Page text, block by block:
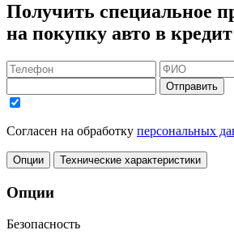
Получить специальное
на покупку авто в кредит
Отправить
Согласен на обработку персональных
Опции Технические характеристики
Опции
Безопасность